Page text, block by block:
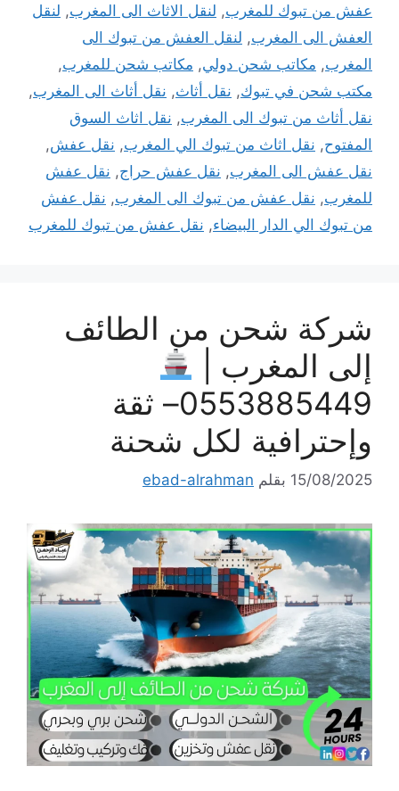
عفش من تبوك للمغرب, لنقل الاثاث الى المغرب, لنقل
العفش الى المغرب, لنقل العفش من تبوك الى
المغرب, مكاتب شحن دولي, مكاتب شحن للمغرب,
مكتب شحن في تبوك, نقل أثاث, نقل أثاث الى المغرب,
نقل أثاث من تبوك الى المغرب, نقل اثاث السوق
المفتوح, نقل اثاث من تبوك الي المغرب, نقل عفش,
نقل عفش الى المغرب, نقل عفش حراج, نقل عفش
للمغرب, نقل عفش من تبوك الى المغرب, نقل عفش
من تبوك الي الدار البيضاء, نقل عفش من تبوك للمغرب
شركة شحن من الطائف
إلى المغرب |
0553885449– ثقة
وإحترافية لكل شحنة
15/08/2025 بقلم ebad-alrahman